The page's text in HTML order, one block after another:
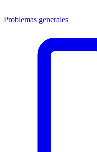
Problemas generales